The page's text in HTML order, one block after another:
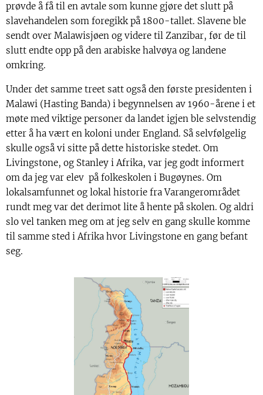
prøvde å få til en avtale som kunne gjøre det slutt på
slavehandelen som foregikk på 1800-tallet. Slavene ble
sendt over Malawisjøen og videre til Zanzibar, før de til
slutt endte opp på den arabiske halvøya og landene
omkring.
Under det samme treet satt også den første presidenten i
Malawi (Hasting Banda) i begynnelsen av 1960-årene i et
møte med viktige personer da landet igjen ble selvstendig
etter å ha vært en koloni under England. Så selvfølgelig
skulle også vi sitte på dette historiske stedet. Om
Livingstone, og Stanley i Afrika, var jeg godt informert
om da jeg var elev på folkeskolen i Bugøynes. Om
lokalsamfunnet og lokal historie fra Varangerområdet
rundt meg var det derimot lite å hente på skolen. Og aldri
slo vel tanken meg om at jeg selv en gang skulle komme
til samme sted i Afrika hvor Livingstone en gang befant
seg.